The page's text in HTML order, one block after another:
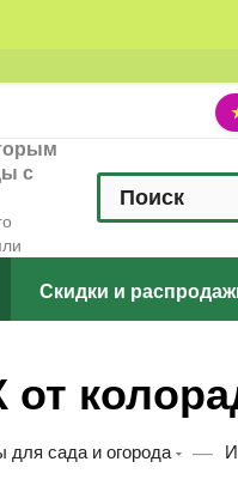
с
Скидки и
для сада и огорода —